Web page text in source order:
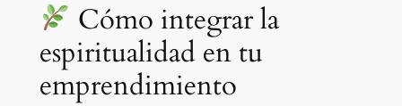
Cómo integrar la
espiritualidad en tu
emprendimiento